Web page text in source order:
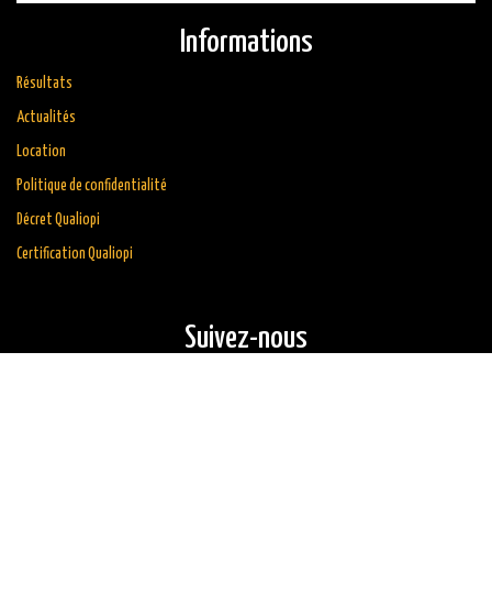
Informations
Résultats
Actualités
Location
Politique de confidentialité
Décret Qualiopi
Certification Qualiopi
Suivez-nous